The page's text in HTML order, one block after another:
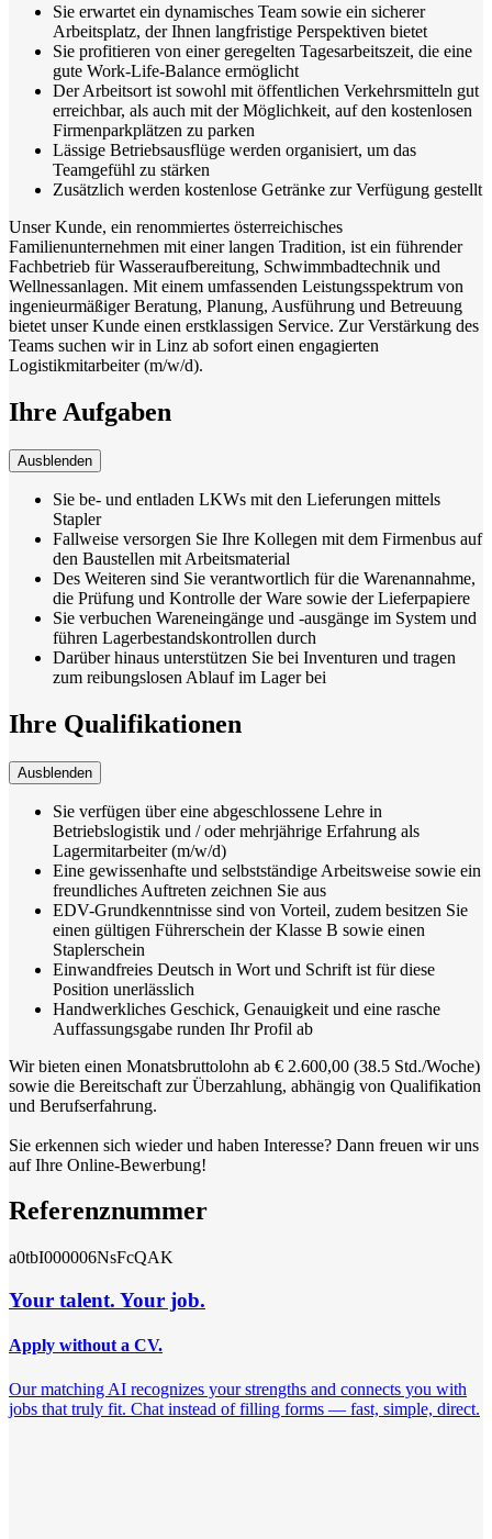
Sie erwartet ein dynamisches Team sowie ein sicherer
Arbeitsplatz, der Ihnen langfristige Perspektiven bietet
Sie profitieren von einer geregelten Tagesarbeitszeit, die eine
gute Work-Life-Balance ermöglicht
Der Arbeitsort ist sowohl mit öffentlichen Verkehrsmitteln gut
erreichbar, als auch mit der Möglichkeit, auf den kostenlosen
Firmenparkplätzen zu parken
Lässige Betriebsausflüge werden organisiert, um das
Teamgefühl zu stärken
Zusätzlich werden kostenlose Getränke zur Verfügung gestellt
Unser Kunde, ein renommiertes österreichisches
Familienunternehmen mit einer langen Tradition, ist ein führender
Fachbetrieb für Wasseraufbereitung, Schwimmbadtechnik und
Wellnessanlagen. Mit einem umfassenden Leistungsspektrum von
ingenieurmäßiger Beratung, Planung, Ausführung und Betreuung
bietet unser Kunde einen erstklassigen Service. Zur Verstärkung des
Teams suchen wir in Linz ab sofort einen engagierten
Logistikmitarbeiter (m/w/d).
Ihre Aufgaben
Ausblenden
Sie be- und entladen LKWs mit den Lieferungen mittels
Stapler
Fallweise versorgen Sie Ihre Kollegen mit dem Firmenbus auf
den Baustellen mit Arbeitsmaterial
Des Weiteren sind Sie verantwortlich für die Warenannahme,
die Prüfung und Kontrolle der Ware sowie der Lieferpapiere
Sie verbuchen Wareneingänge und -ausgänge im System und
führen Lagerbestandskontrollen durch
Darüber hinaus unterstützen Sie bei Inventuren und tragen
zum reibungslosen Ablauf im Lager bei
Ihre Qualifikationen
Ausblenden
Sie verfügen über eine abgeschlossene Lehre in
Betriebslogistik und / oder mehrjährige Erfahrung als
Lagermitarbeiter (m/w/d)
Eine gewissenhafte und selbstständige Arbeitsweise sowie ein
freundliches Auftreten zeichnen Sie aus
EDV-Grundkenntnisse sind von Vorteil, zudem besitzen Sie
einen gültigen Führerschein der Klasse B sowie einen
Staplerschein
Einwandfreies Deutsch in Wort und Schrift ist für diese
Position unerlässlich
Handwerkliches Geschick, Genauigkeit und eine rasche
Auffassungsgabe runden Ihr Profil ab
Wir bieten einen Monatsbruttolohn ab € 2.600,00 (38.5 Std./Woche)
sowie die Bereitschaft zur Überzahlung, abhängig von Qualifikation
und Berufserfahrung.
Sie erkennen sich wieder und haben Interesse? Dann freuen wir uns
auf Ihre Online-Bewerbung!
Referenznummer
a0tbI000006NsFcQAK
Your talent. Your job.
Apply without a CV.
Our matching AI recognizes your strengths and connects you with
jobs that truly fit. Chat instead of filling forms — fast, simple, direct.